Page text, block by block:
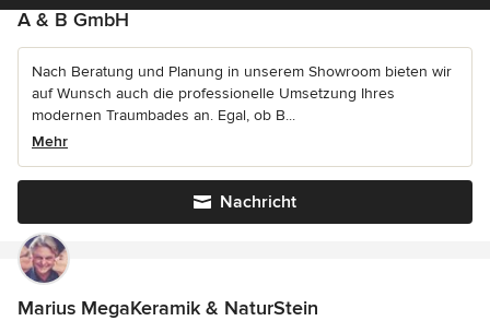
A & B GmbH
Nach Beratung und Planung in unserem Showroom bieten wir
auf Wunsch auch die professionelle Umsetzung Ihres
modernen Traumbades an. Egal, ob B...
Mehr
Nachricht
Marius MegaKeramik & NaturStein